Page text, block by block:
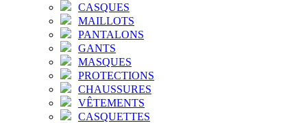
CASQUES
MAILLOTS
PANTALONS
GANTS
MASQUES
PROTECTIONS
CHAUSSURES
VÊTEMENTS
CASQUETTES